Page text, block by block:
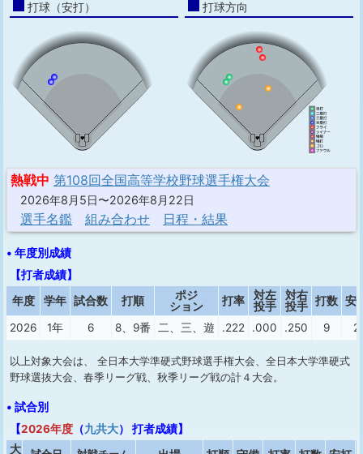
打球（安打） 打球方向
熱戦中 第108回全国高等学校野球選手権大会
2026年8月5日〜2026年8月22日
選手名鑑 組み合わせ 日程・結果
• 年度別成績
【打者成績】
年度
学年 試合数 打順
ポジ
ション
打率
対左
投手
対右
投手 打数 安
2026 1年 6 8、9番 二、三、遊 .222 .000 .250 9 2
以上対象大会は、 全日本大学準硬式野球選手権大会、全日本大学準硬式
野球選抜大会、春季リーグ戦、秋季リーグ戦の計４大会。
• 試合別
【2026年度 （九共大） 打者成績】
大